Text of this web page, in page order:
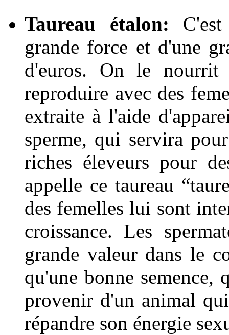
Taureau étalon:
grande force et d'une
d'euros. On le
reproduire avec des
extraite à l'aide
sperme, qui servira
riches éleveurs pour
appelle ce taureau
des femelles lui sont
croissance. Les
grande valeur dans le
qu'une bonne
provenir d'un animal
répandre son énergie